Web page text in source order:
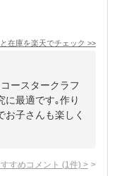
在庫を楽天でチェック >>
ースタークラフ
に最適です｡作り
子さんも楽しく
すめコメント (1 件) >